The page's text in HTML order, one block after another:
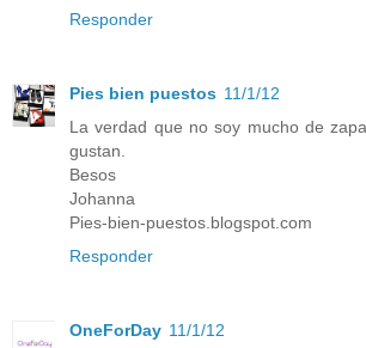
Responder
Pies bien puestos 11/1/12
La verdad que no soy mucho de
gustan.
Besos
Johanna
Pies-bien-puestos.blogspot.com
Responder
OneForDay 11/1/12